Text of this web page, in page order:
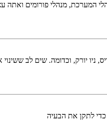
המערכת, מנהלי פורומים
יורק, וכדומה. שים לב ששינוי
כדי לתקן את הבעיה